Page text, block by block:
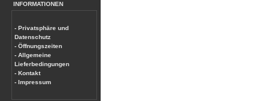
INFORMATIONEN
- Privatsphäre und
Datenschutz
- Öffnungszeiten
- Allgemeine
Lieferbedingungen
- Kontakt
- Impressum